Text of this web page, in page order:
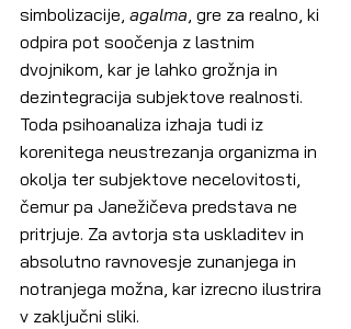
simbolizacije, agalma, gre za realno, ki
odpira pot soočenja z lastnim
dvojnikom, kar je lahko grožnja in
dezintegracija subjektove realnosti.
Toda psihoanaliza izhaja tudi iz
korenitega neustrezanja organizma in
okolja ter subjektove necelovitosti,
čemur pa Janežičeva predstava ne
pritrjuje. Za avtorja sta uskladitev in
absolutno ravnovesje zunanjega in
notranjega možna, kar izrecno ilustrira
v zaključni sliki.